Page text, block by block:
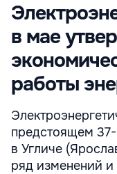
в мае
работы
предстоящем
в Угличе
ряд изменений